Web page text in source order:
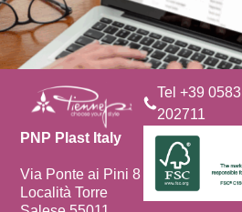
PNP Plast Italy
Via Ponte ai Pini 8
Località Torre
Tel +39 0583
202711